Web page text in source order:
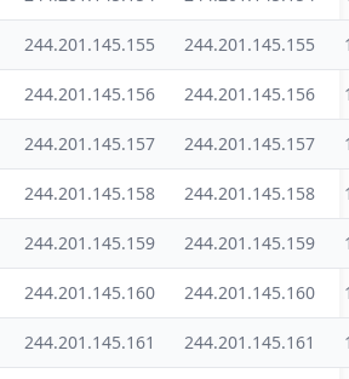
244.201.145.155 244.201.145.155
244.201.145.156 244.201.145.156
244.201.145.157 244.201.145.157
244.201.145.158 244.201.145.158
244.201.145.159 244.201.145.159
244.201.145.160 244.201.145.160
244.201.145.161 244.201.145.161